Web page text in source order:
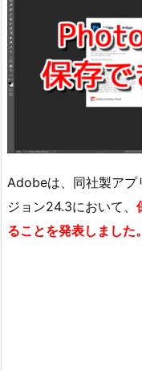
Adobeは、同社製ア
ジョン24.3において、
ることを発表しました。